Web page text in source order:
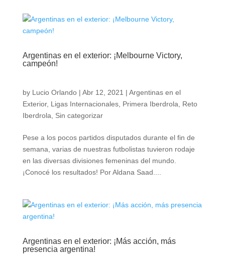
Argentinas en el exterior: ¡Melbourne Victory,
campeón!
by Lucio Orlando| Abr 12, 2021 | Argentinas en el
Exterior, Ligas Internacionales, Primera Iberdrola
Reto
Iberdrola
Sin categorizar
Pese a los pocos partidos disputados durante el fin de
semana, varias de nuestras futbolistas tuvieron rodaje
en las diversas divisiones femeninas del mundo.
¡Conocé los resultados! Por Aldana Saad....
Argentinas en el exterior: ¡Más acción, más
presencia argentina!